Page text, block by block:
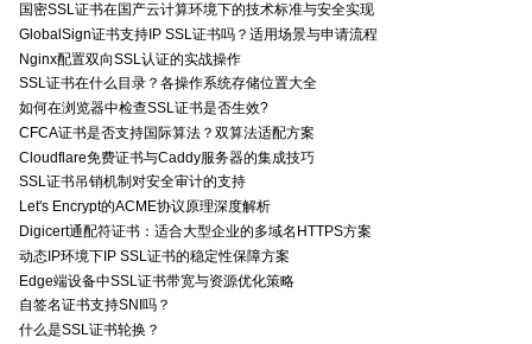
国密SSL证书在国产云计算环境下的技术标准与安全实现
GlobalSign证书支持IP SSL证书吗？适用场景与申请流程
Nginx配置双向SSL认证的实战操作
SSL证书在什么目录？各操作系统存储位置大全
如何在浏览器中检查SSL证书是否生效?
CFCA证书是否支持国际算法？双算法适配方案
Cloudflare免费证书与Caddy服务器的集成技巧
SSL证书吊销机制对安全审计的支持
Let's Encrypt的ACME协议原理深度解析
Digicert通配符证书：适合大型企业的多域名HTTPS方案
动态IP环境下IP SSL证书的稳定性保障方案
Edge端设备中SSL证书带宽与资源优化策略
自签名证书支持SNI吗？
什么是SSL证书轮换？